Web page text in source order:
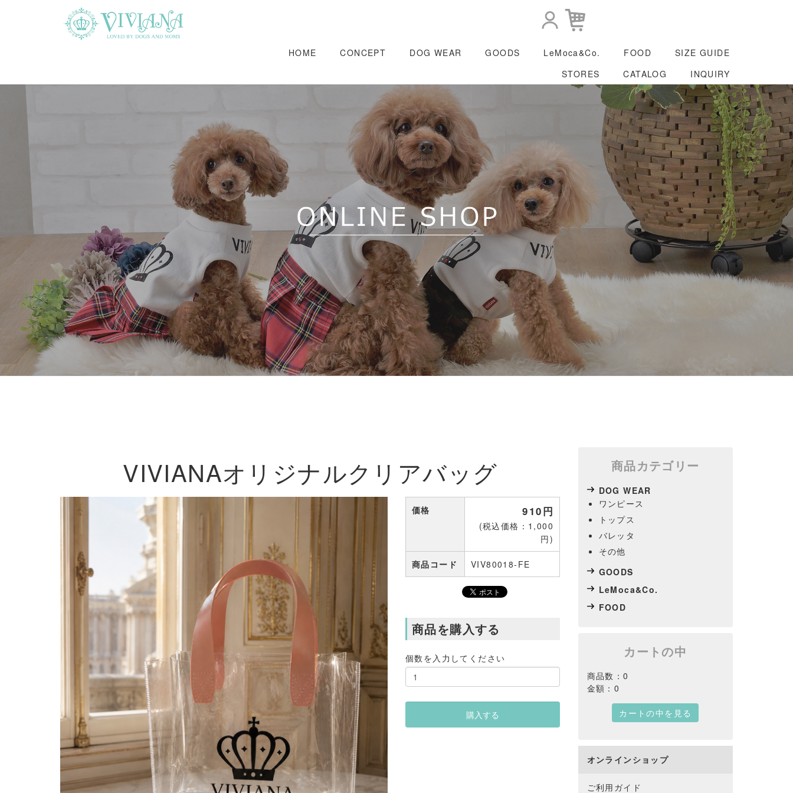
HOME CONCEPT DOG WEAR GOODS LeMoca&Co. FOOD
SIZE GUIDE
STORES
CATALOG INQUIRY
VIVIANAオリジナルクリアバッグ
価格 910円
(税込価格：1,000
円)
商品コード VIV80018-FE
商品を購入する
個数を入力してください
商品カテゴリー
DOG WEAR
ワンピース
トップス
バレッタ
その他
GOODS
LeMoca&Co.
FOOD
カートの中
商品数：0
金額：0
カートの中を見る
オンラインショップ
ご利用ガイド